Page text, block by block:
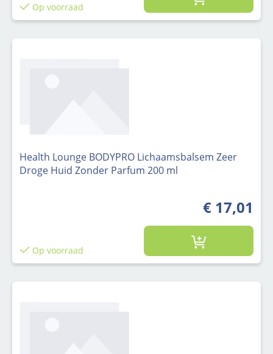
Op voorraad
Health Lounge BODYPRO Lichaamsbalsem Zeer
Droge Huid Zonder Parfum 200 ml
€ 17,01
Op voorraad